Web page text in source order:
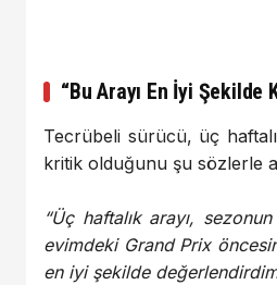
“Bu Arayı En İyi Şekilde
Tecrübeli sürücü, üç
kritik olduğunu şu sözlerle
“Üç haftalık arayı,
evimdeki Grand Prix
en iyi şekilde